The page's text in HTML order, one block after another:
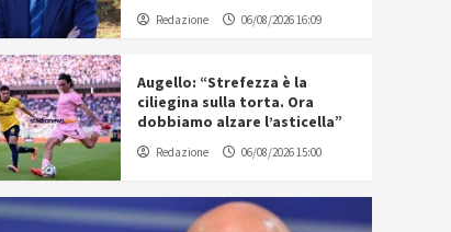
Redazione 06/08/2026 16:09
Augello: “Strefezza è la
ciliegina sulla torta. Ora
dobbiamo alzare l’asticella”
Redazione 06/08/2026 15:00